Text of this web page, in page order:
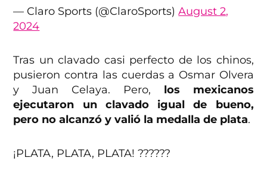
— Claro Sports (@ClaroSports)August 2,
2024
Tras un clavado casi perfecto de los chinos,
pusieron contra las cuerdas a Osmar Olvera
y Juan Celaya. Pero, los mexicanos
ejecutaron un clavado igual de bueno,
pero no alcanzó y valió la medalla de plata.
¡PLATA, PLATA, PLATA! ??????